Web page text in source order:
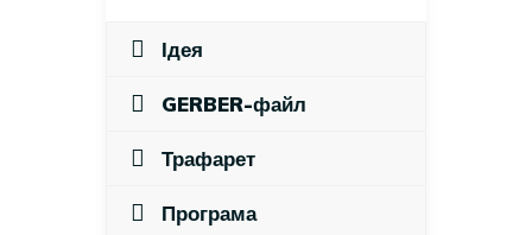
Ідея
GERBER-файл
Трафарет
Програма